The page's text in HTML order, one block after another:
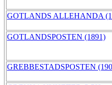
GOTLANDS ALLEHANDA
GOTLANDSPOSTEN (1891)
GREBBESTADSPOSTEN